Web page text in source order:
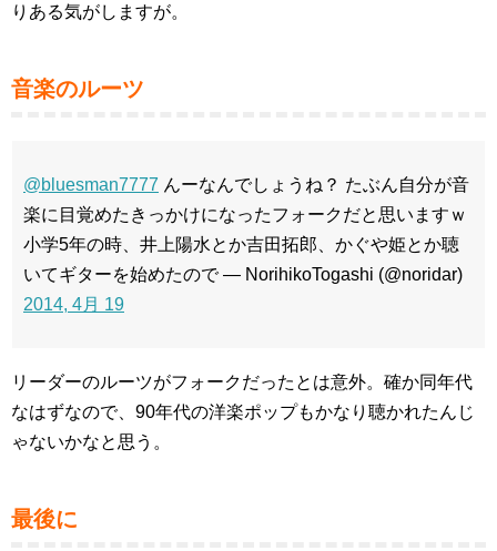
りある気がしますが。
音楽のルーツ
@bluesman7777 んーなんでしょうね？ たぶん自分が音
楽に目覚めたきっかけになったフォークだと思いますｗ
小学5年の時、井上陽水とか吉田拓郎、かぐや姫とか聴
いてギターを始めたので — NorihikoTogashi (@noridar)
2014, 4月 19
リーダーのルーツがフォークだったとは意外。確か同年代
なはずなので、90年代の洋楽ポップもかなり聴かれたんじ
ゃないかなと思う。
最後に